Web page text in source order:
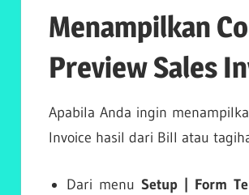
Menampilkan
Preview Sales
Apabila Anda ingin
Invoice hasil dari Bill atau
Dari menu Setup | Form